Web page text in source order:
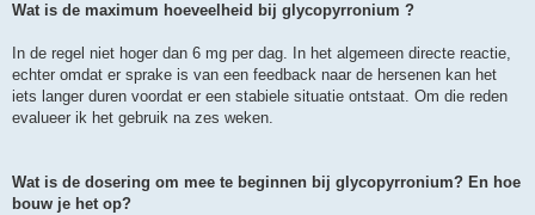
Wat is de maximum hoeveelheid bij glycopyrronium ?
In de regel niet hoger dan 6 mg per dag. In het algemeen directe reactie,
echter omdat er sprake is van een feedback naar de hersenen kan het
iets langer duren voordat er een stabiele situatie ontstaat. Om die reden
evalueer ik het gebruik na zes weken.
Wat is de dosering om mee te beginnen bij glycopyrronium? En hoe
bouw je het op?